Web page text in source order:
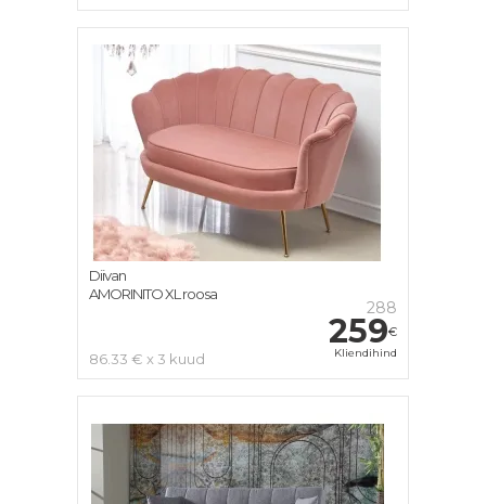
288
259€
Kliendihind
86.33 € x 3 kuud
Diivan
AMORINITO XL roosa